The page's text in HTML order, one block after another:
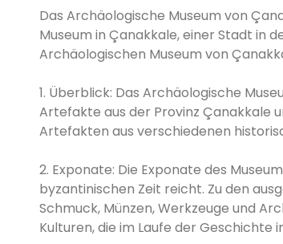
Das Archäologische Museum von
Museum in Çanakkale, einer Stadt in
Archäologischen Museum von
1. Überblick: Das Archäologische
Artefakte aus der Provinz Çanakkale
Artefakten aus verschiedenen
2. Exponate: Die Exponate des
byzantinischen Zeit reicht. Zu den
Schmuck, Münzen, Werkzeuge und
Kulturen, die im Laufe der Geschichte